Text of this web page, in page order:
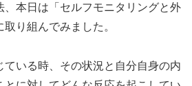
、本日は「セルフモニタリングと外
り組んでみました。
ている時、その状況と自分自身の内